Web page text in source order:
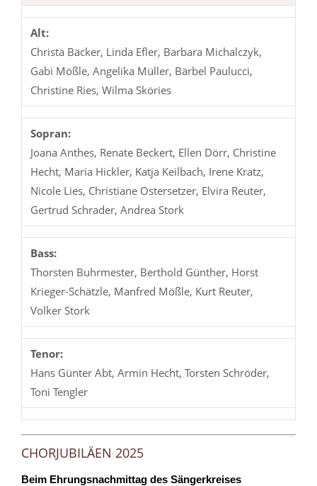
Alt:
Christa Bäcker, Linda Efler, Barbara Michalczyk,
Gabi Mößle, Angelika Müller, Bärbel Paulucci,
Christine Ries, Wilma Sköries
Sopran:
Joana Anthes, Renate Beckert, Ellen Dörr, Christine
Hecht, Maria Hickler, Katja Keilbach, Irene Kratz,
Nicole Lies, Christiane Ostersetzer, Elvira Reuter,
Gertrud Schrader, Andrea Stork
Bass:
Thorsten Buhrmester, Berthold Günther, Horst
Krieger-Schätzle, Manfred Mößle, Kurt Reuter,
Volker Stork
Tenor:
Hans Günter Abt, Armin Hecht, Torsten Schröder,
Toni Tengler
CHORJUBILÄEN 2025
Beim Ehrungsnachmittag des Sängerkreises